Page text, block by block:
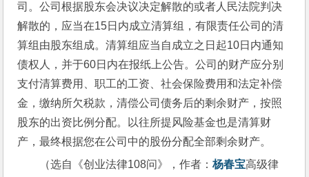
司。公司根据股东会决议决定解散的或者人民法院判决
解散的，应当在15日内成立清算组，有限责任公司的清
算组由股东组成。清算组应当自成立之日起10日内通知
债权人，并于60日内在报纸上公告。公司的财产应分别
支付清算费用、职工的工资、社会保险费用和法定补偿
金，缴纳所欠税款，清偿公司债务后的剩余财产，按照
股东的出资比例分配。以往所提风险基金也是清算财
产，最终根据您在公司中的股份分配全部剩余财产。
（选自《创业法律108问》，作者：杨春宝高级律